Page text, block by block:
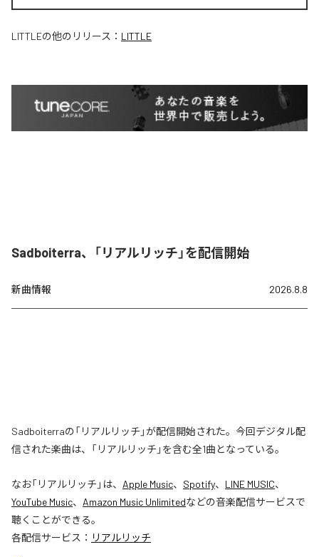
LITTLEの他のリリース： LITTLE
Sadboiterra、「リアルリッチ」を配信開始
新曲情報 2026.8.8
Sadboiterraの「リアルリッチ」が配信開始された。今回デジタル配
信された楽曲は、「リアルリッチ」を含む全1曲となっている。
なお「リアルリッチ 」は、 Apple Music、 Spotify、 LINE MUSIC、
YouTube Music、 Amazon Music Unlimitedなどの音楽配信サービスで
聴くことができる。
各配信サービス： リアルリッチ